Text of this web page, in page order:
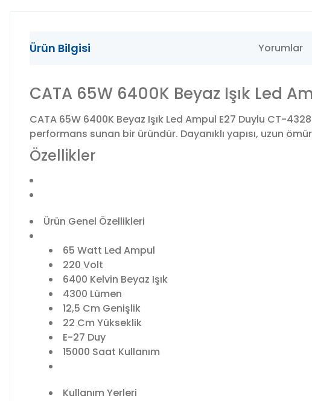
Ürün Bilgisi Yorumlar
CATA 65W 6400K Beyaz Işık Led
CATA 65W 6400K Beyaz Işık Led Ampul E27 Duylu CT-
performans sunan bir üründür. Dayanıklı yapısı, uzun
Özellikler
Ürün Genel Özellikleri
65 Watt Led Ampul
220 Volt
6400 Kelvin Beyaz Işık
4300 Lümen
12,5 Cm Genişlik
22 Cm Yükseklik
E-27 Duy
15000 Saat Kullanım
Kullanım Yerleri